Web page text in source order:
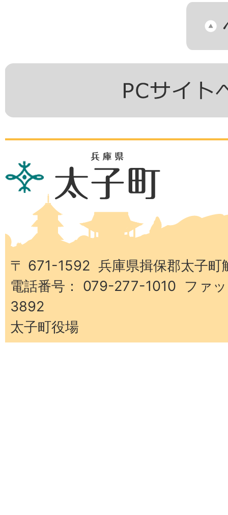
兵
庫
子
町
〒 671-1592 兵庫県揖保郡太子町
電話番号： 079-277-1010 ファ
3892
太子町役場